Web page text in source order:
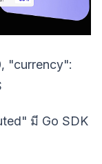
"currency":
มี Go SDK